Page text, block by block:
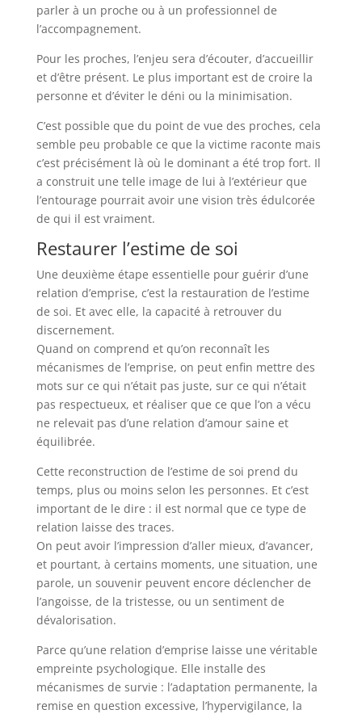
parler à un proche ou à un professionnel de
l’accompagnement.
Pour les proches, l’enjeu sera d’écouter, d’accueillir
et d’être présent. Le plus important est de croire la
personne et d’éviter le déni ou la minimisation.
C’est possible que du point de vue des proches, cela
semble peu probable ce que la victime raconte mais
c’est précisément là où le dominant a été trop fort. Il
a construit une telle image de lui à l’extérieur que
l’entourage pourrait avoir une vision très édulcorée
de qui il est vraiment.
Restaurer l’estime de soi
Une deuxième étape essentielle pour guérir d’une
relation d’emprise, c’est la restauration de l’estime
de soi. Et avec elle, la capacité à retrouver du
discernement.
Quand on comprend et qu’on reconnaît les
mécanismes de l’emprise, on peut enfin mettre des
mots sur ce qui n’était pas juste, sur ce qui n’était
pas respectueux, et réaliser que ce que l’on a vécu
ne relevait pas d’une relation d’amour saine et
équilibrée.
Cette reconstruction de l’estime de soi prend du
temps, plus ou moins selon les personnes. Et c’est
important de le dire : il est normal que ce type de
relation laisse des traces.
On peut avoir l’impression d’aller mieux, d’avancer,
et pourtant, à certains moments, une situation, une
parole, un souvenir peuvent encore déclencher de
l’angoisse, de la tristesse, ou un sentiment de
dévalorisation.
Parce qu’une relation d’emprise laisse une véritable
empreinte psychologique. Elle installe des
mécanismes de survie : l’adaptation permanente, la
remise en question excessive, l’hypervigilance, la